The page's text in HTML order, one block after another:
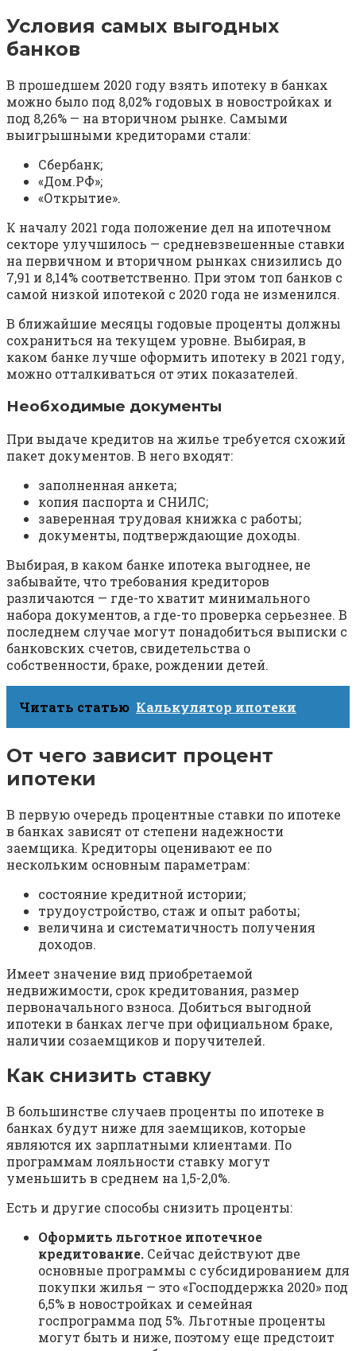
Условия самых выгодных
банков
В прошедшем 2020 году взять ипотеку в банках
можно было под 8,02% годовых в новостройках и
под 8,26% — на вторичном рынке. Самыми
выигрышными кредиторами стали:
Сбербанк;
«Дом.РФ»;
«Открытие».
К началу 2021 года положение дел на ипотечном
секторе улучшилось — средневзвешенные ставки
на первичном и вторичном рынках снизились до
7,91 и 8,14% соответственно. При этом топ банков с
самой низкой ипотекой с 2020 года не изменился.
В ближайшие месяцы годовые проценты должны
сохраниться на текущем уровне. Выбирая, в
каком банке лучше оформить ипотеку в 2021 году,
можно отталкиваться от этих показателей.
Необходимые документы
При выдаче кредитов на жилье требуется схожий
пакет документов. В него входят:
заполненная анкета;
копия паспорта и СНИЛС;
заверенная трудовая книжка с работы;
документы, подтверждающие доходы.
Выбирая, в каком банке ипотека выгоднее, не
забывайте, что требования кредиторов
различаются — где-то хватит минимального
набора документов, а где-то проверка серьезнее. В
последнем случае могут понадобиться выписки с
банковских счетов, свидетельства о
собственности, браке, рождении детей.
Читать статью Калькулятор ипотеки
От чего зависит процент
ипотеки
В первую очередь процентные ставки по ипотеке
в банках зависят от степени надежности
заемщика. Кредиторы оценивают ее по
нескольким основным параметрам:
состояние кредитной истории;
трудоустройство, стаж и опыт работы;
величина и систематичность получения
доходов.
Имеет значение вид приобретаемой
недвижимости, срок кредитования, размер
первоначального взноса. Добиться выгодной
ипотеки в банках легче при официальном браке,
наличии созаемщиков и поручителей.
Как снизить ставку
В большинстве случаев проценты по ипотеке в
банках будут ниже для заемщиков, которые
являются их зарплатными клиентами. По
программам лояльности ставку могут
уменьшить в среднем на 1,5-2,0%.
Есть и другие способы снизить проценты:
Оформить льготное ипотечное
кредитование. Сейчас действуют две
основные программы с субсидированием для
покупки жилья — это «Господдержка 2020» под
6,5% в новостройках и семейная
госпрограмма под 5%. Льготные проценты
могут быть и ниже, поэтому еще предстоит